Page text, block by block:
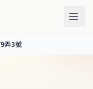
弄3號